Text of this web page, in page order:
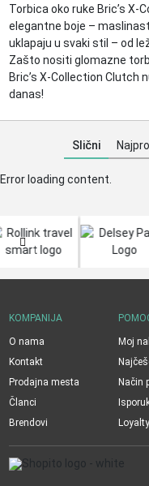
Torbica oko ruke Bric’s X-
elegantne boje –
uklapaju u svaki stil – od
Zašto nositi glomazne
Bric’s X-Collection Clutch
danas!
Slični
Error loading content.
KOMPANIJA
O nama
Kontakt
Prodajna mesta
Članci
Brendovi
Moj
Način